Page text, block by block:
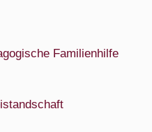
Familienhilfe